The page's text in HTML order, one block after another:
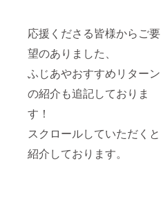
応援くださる皆様からご要
望のありました、
ふじあやおすすめリターン
の紹介も追記しておりま
す！
スクロールしていただくと
紹介しております。